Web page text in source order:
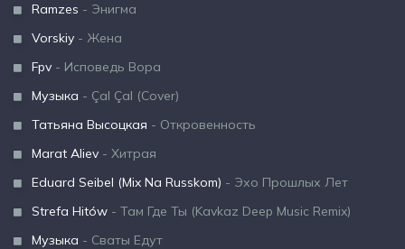
Ramzes - Энигма
Vorskiy - Жена
Fpv - Исповедь Вора
Музыка - Çal Çal (Cover)
Татьяна Высоцкая - Откровенность
Marat Aliev - Хитрая
Eduard Seibel (Mix Na Russkom) - Эхо Прошлых Лет
Strefa Hitów - Там Где Ты (Kavkaz Deep Music Remix)
Музыка - Сваты Едут